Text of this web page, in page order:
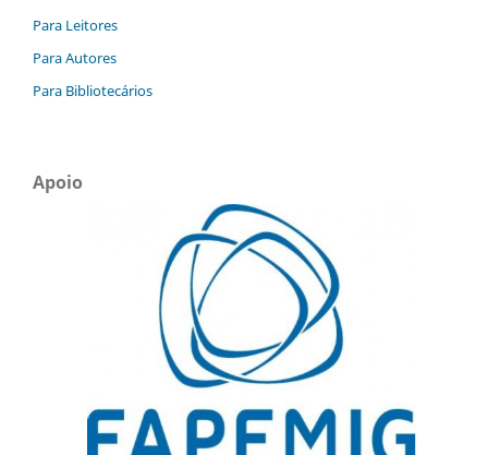
Para Leitores
Para Autores
Para Bibliotecários
Apoio